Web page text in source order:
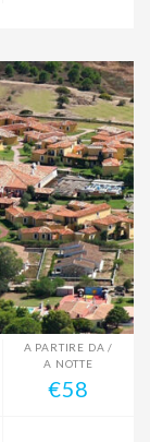
A PARTIRE DA /
A NOTTE
€58